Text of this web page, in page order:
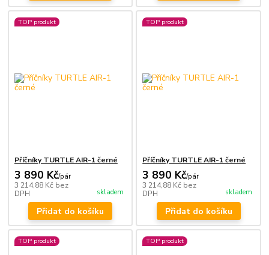
TOP produkt
Příčníky TURTLE AIR-1 černé
3 890 Kč/pár
3 214,88 Kč bez
DPH
skladem
Přidat do košíku
TOP produkt
Příčníky TURTLE AIR-1 černé
3 890 Kč/pár
3 214,88 Kč bez
DPH
skladem
Přidat do košíku
TOP produkt TOP produkt